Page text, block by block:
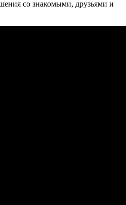
со знакомыми, друзьями и